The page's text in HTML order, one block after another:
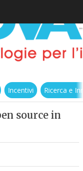
Incentivi Ricerca e
source in